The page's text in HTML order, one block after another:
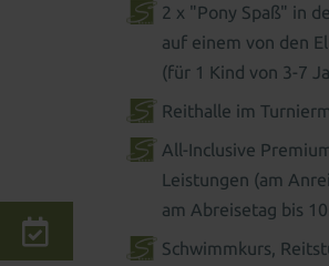
2 x "Pony Spaß" in
auf einem von den
(für 1 Kind von 3-7
Reithalle im
All-Inclusive
Leistungen (am
am Abreisetag bis
Schwimmkurs,